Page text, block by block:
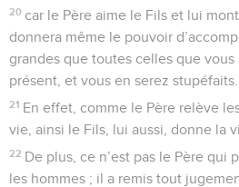
20 car le Père aime le Fils et lui
donnera même le pouvoir
grandes que toutes celles que vous
présent, et vous en serez stupéfaits.
21 En effet, comme le Père relève
vie, ainsi le Fils, lui aussi, donne la
22 De plus, ce n’est pas le Père qui
les hommes ; il a remis tout